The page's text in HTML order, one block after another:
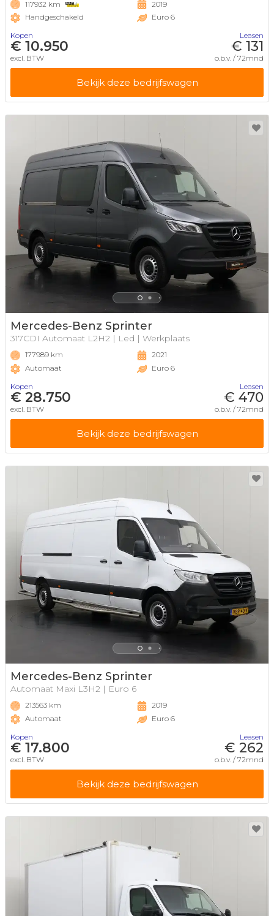
117932 km
Handgeschakeld
2019
Euro 6
Kopen
€ 10.950
excl. BTW
Leasen
€ 131
o.b.v. / 72mnd
Bekijk deze bedrijfswagen
Mercedes-Benz Sprinter
317CDI Automaat L2H2 | Led | Werkplaats
177989 km
Automaat
2021
Euro 6
Kopen
€ 28.750
excl. BTW
Leasen
€ 470
o.b.v. / 72mnd
Bekijk deze bedrijfswagen
Mercedes-Benz Sprinter
Automaat Maxi L3H2 | Euro 6
213563 km
Automaat
2019
Euro 6
Kopen
€ 17.800
excl. BTW
Leasen
€ 262
o.b.v. / 72mnd
Bekijk deze bedrijfswagen